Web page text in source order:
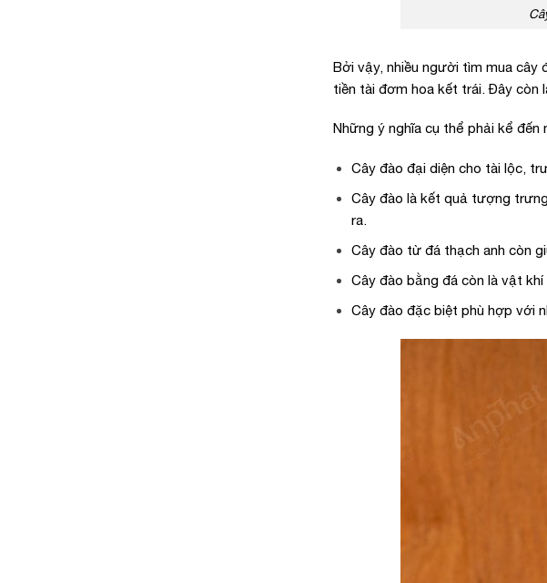
Bởi vậy, nhiều người tìm mua cây
tiền tài đơm hoa kết trái. Đây còn
Những ý nghĩa cụ thể phải kể đến
Cây đào đại diện cho tài lộc,
Cây đào là kết quả tượng
ra.
Cây đào từ đá thạch anh còn
Cây đào bằng đá còn là vật
Cây đào đặc biệt phù hợp với